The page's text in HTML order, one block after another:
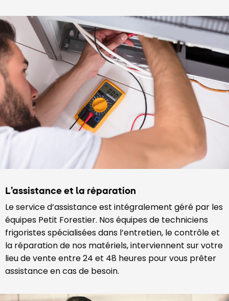
L’assistance et la réparation
Le service d’assistance est intégralement géré par les
équipes Petit Forestier. Nos équipes de techniciens
frigoristes spécialisées dans l’entretien, le contrôle et
la réparation de nos matériels, interviennent sur votre
lieu de vente entre 24 et 48 heures pour vous prêter
assistance en cas de besoin.